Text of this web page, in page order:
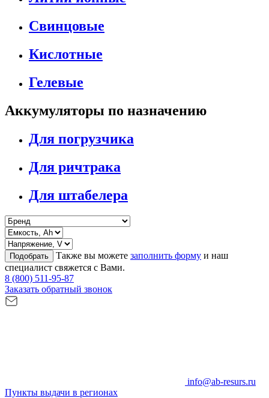
Свинцовые
Кислотные
Гелевые
Аккумуляторы по назначению
Для погрузчика
Для ричтрака
Для штабелера
Подобрать Также вы можете заполнить форму и наш
специалист свяжется с Вами.
8 (800) 511-95-87
Заказать обратный звонок
info@ab-resurs.ru
Пункты выдачи в регионах